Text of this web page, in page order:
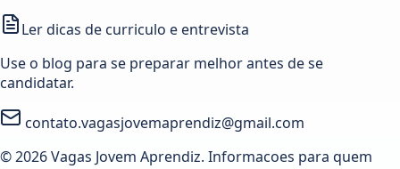
Ler dicas de curriculo e entrevista
Use o blog para se preparar melhor antes de se
candidatar.
contato.vagasjovemaprendiz@gmail.com
© 2026 Vagas Jovem Aprendiz. Informacoes para quem